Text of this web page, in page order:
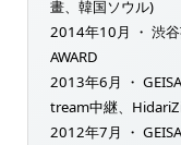
畫、韓国ソウル)
2014年10月 ・ 渋
AWARD
2013年6月 ・
tream中継、
2012年7月 ・